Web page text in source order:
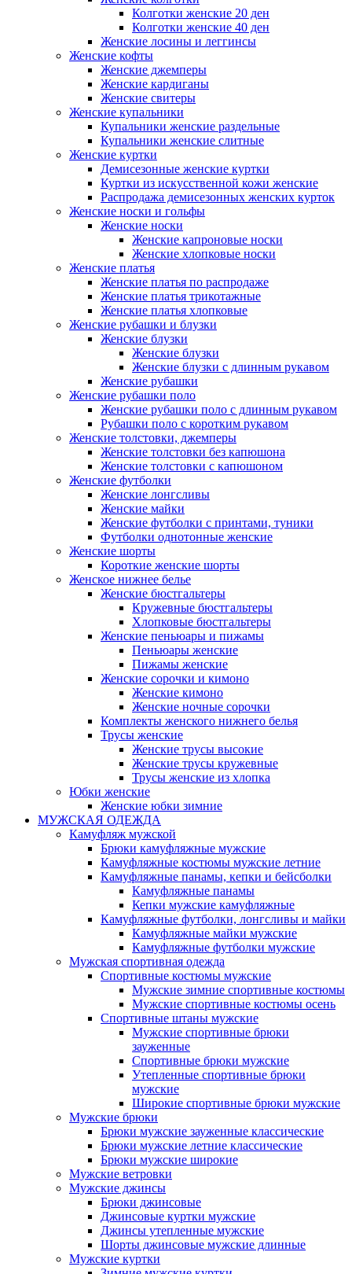
Колготки женские 20 ден
Колготки женские 40 ден
Женские лосины и леггинсы
Женские кофты
Женские джемперы
Женские кардиганы
Женские свитеры
Женские купальники
Купальники женские раздельные
Купальники женские слитные
Женские куртки
Демисезонные женские куртки
Куртки из искусственной кожи женские
Распродажа демисезонных женских курток
Женские носки и гольфы
Женские носки
Женские капроновые носки
Женские хлопковые носки
Женские платья
Женские платья по распродаже
Женские платья трикотажные
Женские платья хлопковые
Женские рубашки и блузки
Женские блузки
Женские блузки
Женские блузки с длинным рукавом
Женские рубашки
Женские рубашки поло
Женские рубашки поло с длинным рукавом
Рубашки поло с коротким рукавом
Женские толстовки, джемперы
Женские толстовки без капюшона
Женские толстовки с капюшоном
Женские футболки
Женские лонгсливы
Женские майки
Женские футболки с принтами, туники
Футболки однотонные женские
Женские шорты
Короткие женские шорты
Женское нижнее белье
Женские бюстгальтеры
Кружевные бюстгальтеры
Хлопковые бюстгальтеры
Женские пеньюары и пижамы
Пеньюары женские
Пижамы женские
Женские сорочки и кимоно
Женские кимоно
Женские ночные сорочки
Комплекты женского нижнего белья
Трусы женские
Женские трусы высокие
Женские трусы кружевные
Трусы женские из хлопка
Юбки женские
Женские юбки зимние
МУЖСКАЯ ОДЕЖДА
Камуфляж мужской
Брюки камуфляжные мужские
Камуфляжные костюмы мужские летние
Камуфляжные панамы, кепки и бейсболки
Камуфляжные панамы
Кепки мужские камуфляжные
Камуфляжные футболки, лонгсливы и майки
Камуфляжные майки мужские
Камуфляжные футболки мужские
Мужская спортивная одежда
Спортивные костюмы мужские
Мужские зимние спортивные костюмы
Мужские спортивные костюмы осень
Спортивные штаны мужские
Мужские спортивные брюки
зауженные
Спортивные брюки мужские
Утепленные спортивные брюки
мужские
Широкие спортивные брюки мужские
Мужские брюки
Брюки мужские зауженные классические
Брюки мужские летние классические
Брюки мужские широкие
Мужские ветровки
Мужские джинсы
Брюки джинсовые
Джинсовые куртки мужские
Джинсы утепленные мужские
Шорты джинсовые мужские длинные
Мужские куртки